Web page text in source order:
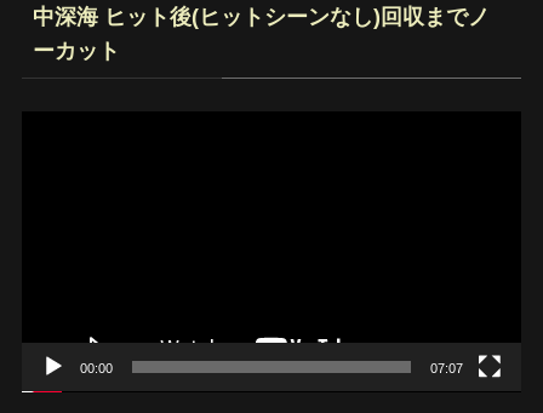
中深海 ヒット後(ヒットシーンなし)回収までノ
ーカット
00:00 07:07